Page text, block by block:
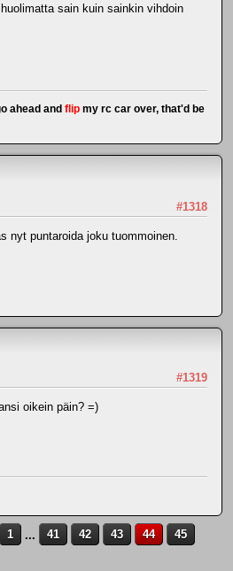
sain kuin sainkin vihdoin
ahead and flip my rc car over, that'd be
#1318
nyt puntaroida joku tuommoinen.
#1319
oikein päin? =)
1 ... 41 42 43 44
45